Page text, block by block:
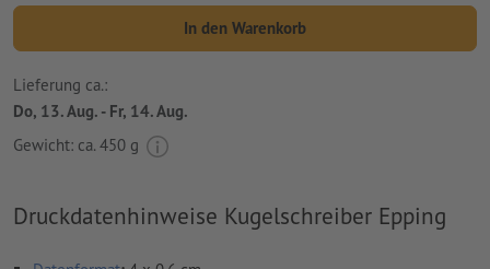
In den Warenkorb
Lieferung ca.:
Do, 13. Aug. - Fr, 14. Aug.
Gewicht: ca. 450 g
Druckdatenhinweise Kugelschreiber Epping